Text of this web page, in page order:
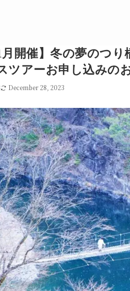
月開催】冬の夢のつ
ツアーお申し込みの
December 28, 2023